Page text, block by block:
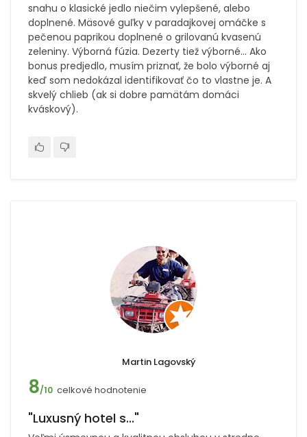
snahu o klasické jedlo niečim vylepšené, alebo
doplnené. Mäsové guľky v paradajkovej omáčke s
pečenou paprikou doplnené o grilovanú kvasenú
zeleniny. Výborná fúzia. Dezerty tiež výborné... Ako
bonus predjedlo, musím priznať, že bolo výborné aj
keď som nedokázal identifikovať čo to vlastne je. A
skvelý chlieb (ak si dobre pamätám domáci
kváskový).
Martin Lagovský
8/10 celkové hodnotenie
"Luxusný hotel s..."